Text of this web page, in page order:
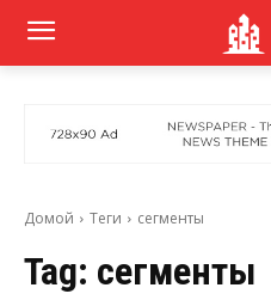
Домой Теги сегменты
Tag: сегменты